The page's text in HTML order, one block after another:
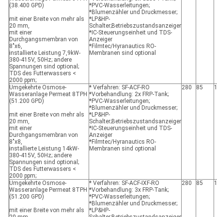
(38.400 GPD)
mit einer Breite von mehr als
20 mm,
mit einer
Durchgangsmembran von
8"x6,
installierte Leistung 7,9kW-
380-415V, 50Hz; andere
Spannungen sind optional;
TDS des Futterwassers <
2000 ppm;
*PVC-Wasserleitungen;
*Blumenzähler und Druckmesser;
*LP&HP-
Schalter;Betriebszustandsanzeiger
*IC-Steuerungseinheit und TDS-
Anzeiger
*Filmtec/Hyranautics RO-
Membranen sind optional
Umgekehrte Osmose-
Wasseranlage Permeat 8TPH
(51.200 GPD)
mit einer Breite von mehr als
20 mm,
mit einer
Durchgangsmembran von
8"x8,
installierte Leistung 14kW-
380-415V, 50Hz; andere
Spannungen sind optional;
TDS des Futterwassers <
2000 ppm;
* Verfahren: SF-ACF-RO
*Vorbehandlung: 2x FRP-Tank;
*PVC-Wasserleitungen;
*Blumenzähler und Druckmesser;
*LP&HP-
Schalter;Betriebszustandsanzeiger
*IC-Steuerungseinheit und TDS-
Anzeiger
*Filmtec/Hyranautics RO-
Membranen sind optional
280 85
Umgekehrte Osmose-
Wasseranlage Permeat 8TPH
(51.200 GPD)
mit einer Breite von mehr als
* Verfahren: SF-ACF-IXF-RO
*Vorbehandlung: 3x FRP-Tank;
*PVC-Wasserleitungen;
*Blumenzähler und Druckmesser;
*LP&HP-
280 85